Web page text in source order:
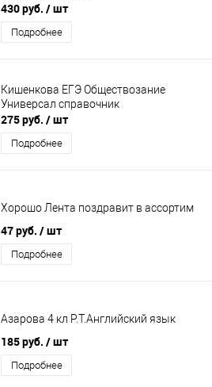
430 руб. / шт
Подробнее
Кишенкова ЕГЭ Обществозание
Универсал справочник
275 руб. / шт
Подробнее
Хорошо Лента поздравит в ассортим
47 руб. / шт
Подробнее
Азарова 4 кл Р.Т.Английский язык
185 руб. / шт
Подробнее